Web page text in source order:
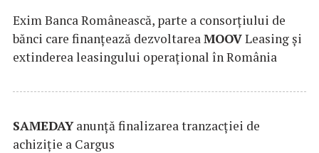
Exim Banca Românească, parte a consorțiului de
bănci care finanțează dezvoltarea MOOVLeasing și
extinderea leasingului operațional în România
SAMEDAYanunță finalizarea tranzacției de
achiziție a Cargus